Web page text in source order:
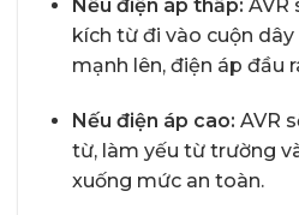
Nếu điện áp thấp: AVR
kích từ đi vào cuộn
mạnh lên, điện áp đầu
Nếu điện áp cao: AVR
từ, làm yếu từ trường
xuống mức an toàn.